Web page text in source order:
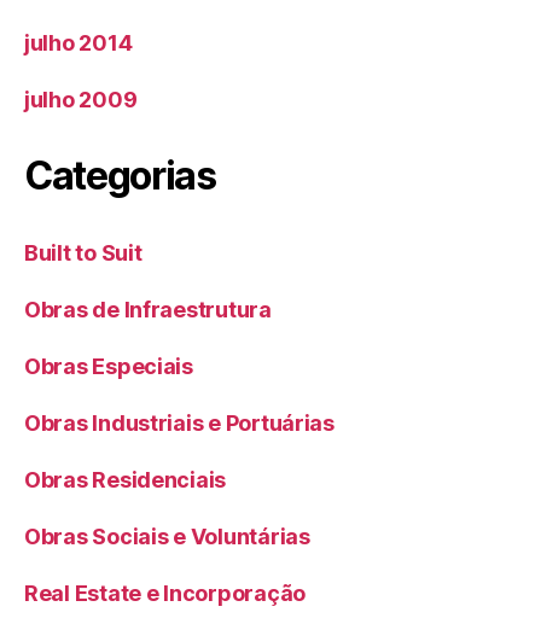
julho 2014
julho 2009
Categorias
Built to Suit
Obras de Infraestrutura
Obras Especiais
Obras Industriais e Portuárias
Obras Residenciais
Obras Sociais e Voluntárias
Real Estate e Incorporação